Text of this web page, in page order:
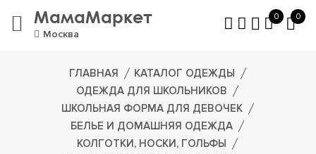
МамаМаркет
Москва
0 0
ГЛАВНАЯ
КАТАЛОГ ОДЕЖДЫ
ОДЕЖДА ДЛЯ ШКОЛЬНИКОВ
ШКОЛЬНАЯ ФОРМА ДЛЯ ДЕВОЧЕК
БЕЛЬЕ И ДОМАШНЯЯ ОДЕЖДА
КОЛГОТКИ, НОСКИ, ГОЛЬФЫ